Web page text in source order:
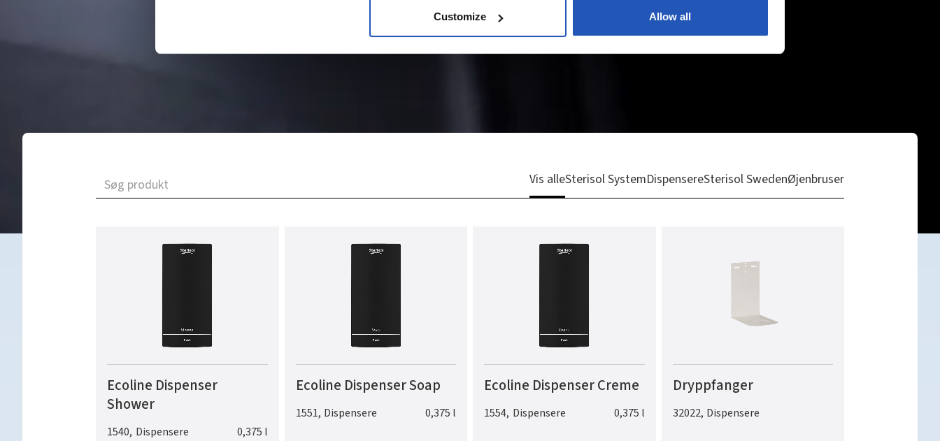
Customize Allow all
Vis alleSterisol SystemDispensereSterisol SwedenØjenbruser
Ecoline Dispenser
Shower
1540, Dispensere 0,375 l
Ecoline Dispenser Soap
1551, Dispensere 0,375 l
Ecoline Dispenser Creme
1554, Dispensere 0,375 l
Dryppfanger
32022, Dispensere